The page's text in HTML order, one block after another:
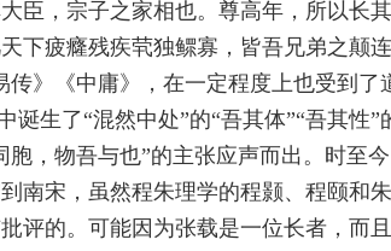
臣，宗子之家相也。尊高年，所以长
下疲癃残疾茕独鳏寡，皆吾兄弟之颠
》《中庸》，在一定程度上也受到了
诞生了“混然中处”的“吾其体”“吾其性”
胞，物吾与也”的主张应声而出。时至
南宋，虽然程朱理学的程颢、程颐和
评的。可能因为张载是一位长者，而